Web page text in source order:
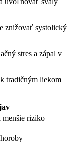
znižovať systolický
stres a zápal v
tradičným liekom
menšie riziko